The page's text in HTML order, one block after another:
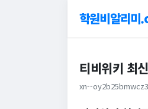
학원비알리미
티비위키 최
xn--